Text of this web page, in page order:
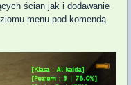
ścian jak i dodawanie
menu pod komendą